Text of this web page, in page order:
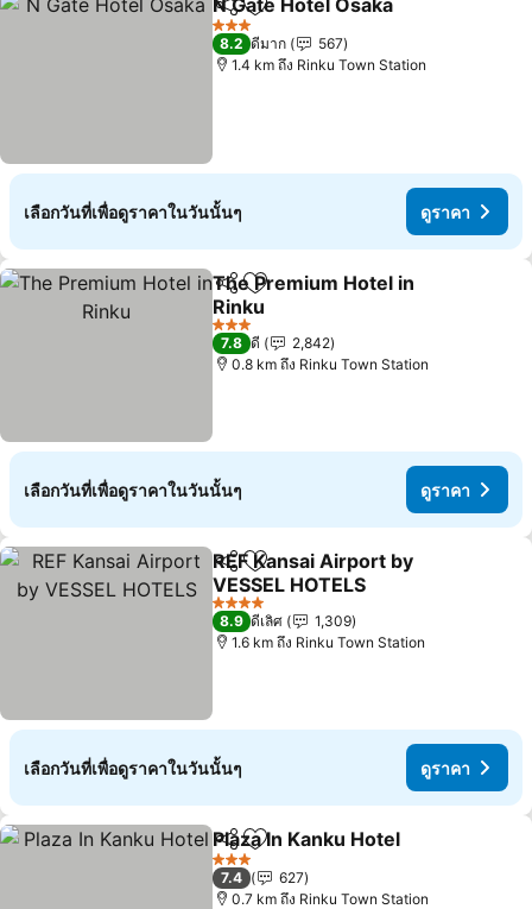
แชร์ เพิ่มในรายการโปรด
N Gate Hotel Osaka
3 ดาว
8.2 ดีมาก
567
1.4 km ถึง Rinku Town Station
เลือกวันที่เพื่อดูราคาในวันนั้นๆ ดูราคา
แชร์ เพิ่มในรายการโปรด
The Premium Hotel in
Rinku
3 ดาว
7.8 ดี
2,842
0.8 km ถึง Rinku Town Station
เลือกวันที่เพื่อดูราคาในวันนั้นๆ ดูราคา
แชร์ เพิ่มในรายการโปรด
REF Kansai Airport by
VESSEL HOTELS
4 ดาว
8.9 ดีเลิศ
1,309
1.6 km ถึง Rinku Town Station
เลือกวันที่เพื่อดูราคาในวันนั้นๆ ดูราคา
แชร์ เพิ่มในรายการโปรด
Plaza In Kanku Hotel
3 ดาว
7.4
627
0.7 km ถึง Rinku Town Station